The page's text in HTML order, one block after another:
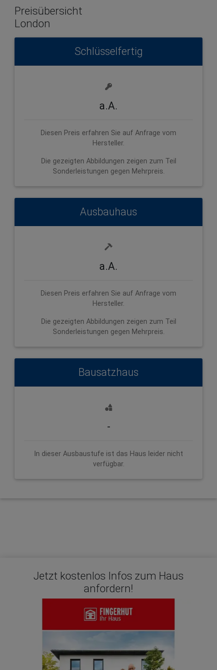
Preisübersicht
London
Schlüsselfertig
a.A.
Diesen Preis erfahren Sie auf Anfrage vom
Hersteller.
Die gezeigten Abbildungen zeigen zum Teil
Sonderleistungen gegen Mehrpreis.
Ausbauhaus
a.A.
Diesen Preis erfahren Sie auf Anfrage vom
Hersteller.
Die gezeigten Abbildungen zeigen zum Teil
Sonderleistungen gegen Mehrpreis.
Bausatzhaus
-
In dieser Ausbaustufe ist das Haus leider nicht
verfügbar.
Jetzt kostenlos Infos zum Haus
anfordern!